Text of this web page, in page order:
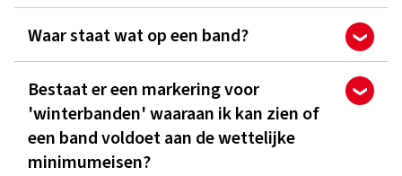
Waar staat wat op een band?
Bestaat er een markering voor
'winterbanden' waaraan ik kan zien of
een band voldoet aan de wettelijke
minimumeisen?